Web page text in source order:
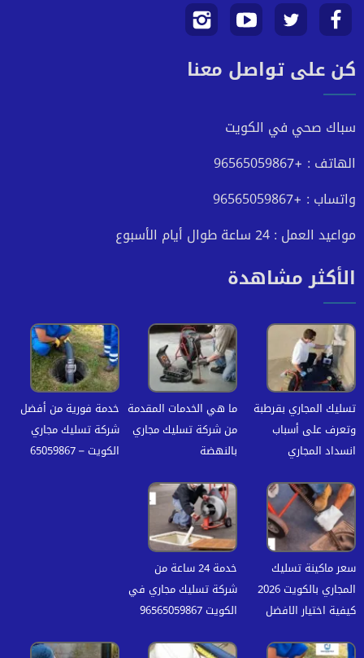
تابعنا
على
تابعنا
على
تابعنا
على
تابعنا
علىكن على تواصل معنا
سباك صحي في الكويت
الهاتف : +96565059867
واتساب : +96565059867
مواعيد العمل : 24 ساعة طوال أيام الأسبوع
الأكثر مشاهدة
تسليك المجاري بقرطبة
وتعرف على أسباب
انسداد المجاري
ما هي الخدمات المقدمة
من شركة تسليك مجاري
بالنهضة
خدمة فورية من أفضل
شركة تسليك مجاري
الكويت – 65059867
سعر ماكينة تسليك
المجاري بالكويت 2026
كيفية اختيار الافضل
خدمة 24 ساعة من
شركة تسليك مجاري في
الكويت 96565059867